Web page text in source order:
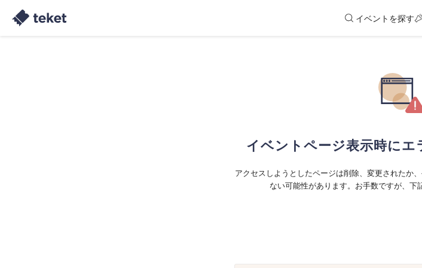
イベントを探す
イベントページ表示時にエ
アクセスしようとしたページは削除、変更されたか
ない可能性があります。お手数ですが、下